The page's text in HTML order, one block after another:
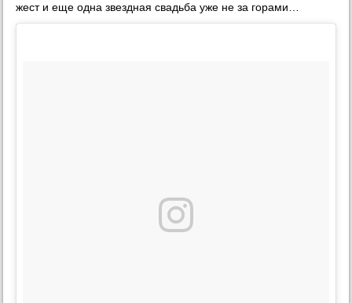
жест и еще одна звездная свадьба уже не за горами…